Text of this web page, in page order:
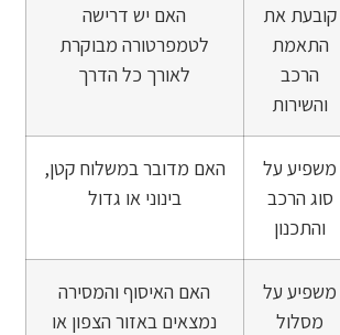
קובעת את
התאמת
הרכב
והשירות
האם יש דרישה
לטמפרטורה מבוקרת
לאורך כל הדרך
משפיע על
סוג הרכב
והתכנון
האם מדובר במשלוח קטן,
בינוני או גדול
משפיע על
מסלול
האם האיסוף והמסירה
נמצאים באזור הצפון או